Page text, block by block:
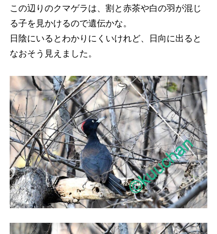
この辺りのクマゲラは、割と赤茶や白の羽が混じ
る子を見かけるので遺伝かな。
日陰にいるとわかりにくいけれど、日向に出ると
なおそう見えました。